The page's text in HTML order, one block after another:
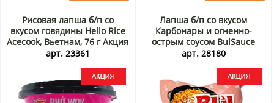
Рисовая лапша б/п со
вкусом говядины Hello Rice
Acecook, Вьетнам, 76 г Акция
арт. 23361
Лапша б/п со вкусом
Карбонары и огненно-
острым соусом BulSauce
Carbonara Ramen Harim,
арт. 28180